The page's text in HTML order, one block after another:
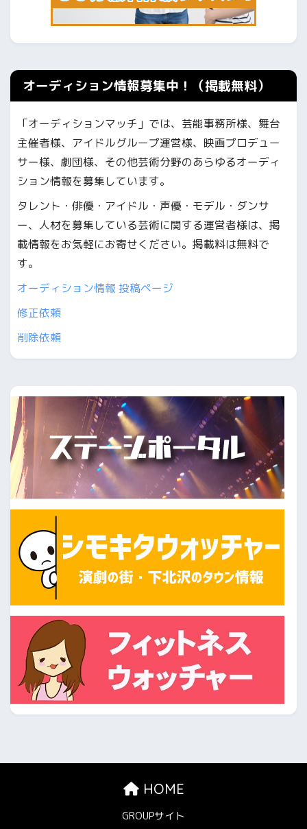
オーディション情報募集中！（掲載無料）
「オーディションマッチ」では、芸能事務所様、舞台
主催者様、アイドルグループ運営様、映画プロデュー
サー様、劇団様、その他芸術分野のあらゆるオーディ
ション情報を募集しています。
タレント・俳優・アイドル・声優・モデル・ダンサ
ー、人材を募集している芸術に関する運営者様は、掲
載情報をお気軽にお寄せください。掲載料は無料で
す。
オーディション情報 投稿ページ
修正依頼
削除依頼
HOME
GROUPサイト